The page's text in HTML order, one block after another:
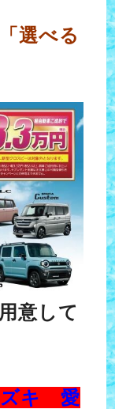
「選べる
意して
ズキ 愛